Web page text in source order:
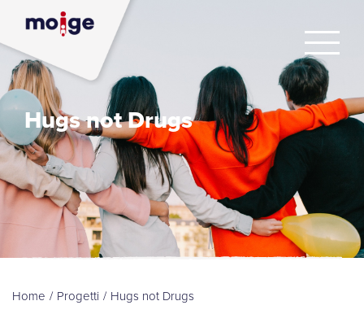
Hugs not Drugs
Home / Progetti / Hugs not Drugs